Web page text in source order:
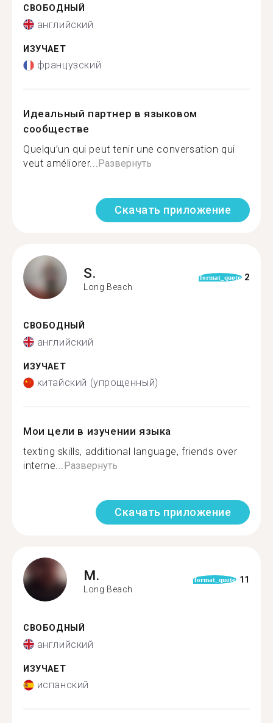
СВОБОДНЫЙ
английский
ИЗУЧАЕТ
французский
Идеальный партнер в языковом
сообществе
Quelqu’un qui peut tenir une conversation qui
veut améliorer...Развернуть
Скачать приложение
S.
Long Beach
format_quote 2
СВОБОДНЫЙ
английский
ИЗУЧАЕТ
китайский (упрощенный)
Мои цели в изучении языка
texting skills, additional language, friends over
interne...Развернуть
Скачать приложение
M.
Long Beach
format_quote 11
СВОБОДНЫЙ
английский
ИЗУЧАЕТ
испанский